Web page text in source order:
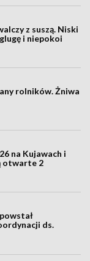
z suszą. Niski
i niepokoi
rolników. Żniwa
na Kujawach i
otwarte 2
ds.